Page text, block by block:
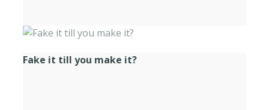
Fake it till you make it?